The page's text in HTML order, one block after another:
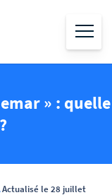
» : quelle
Actualisé le 28 juillet